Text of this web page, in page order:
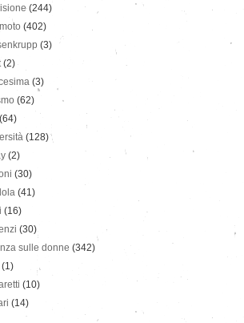
(244)
(402)
(3)
(2)
(3)
(62)
(64)
(128)
(2)
(30)
(41)
(16)
(30)
sulle donne (342)
(1)
(10)
(14)